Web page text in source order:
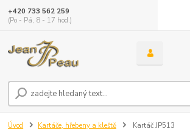
+420 733 562 259
(Po - Pá, 8 - 17 hod.)
Úvod Kartáče, hřebeny a kleště Kartáč JP513